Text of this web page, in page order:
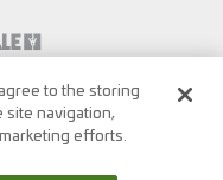
to the storing
site navigation,
efforts.